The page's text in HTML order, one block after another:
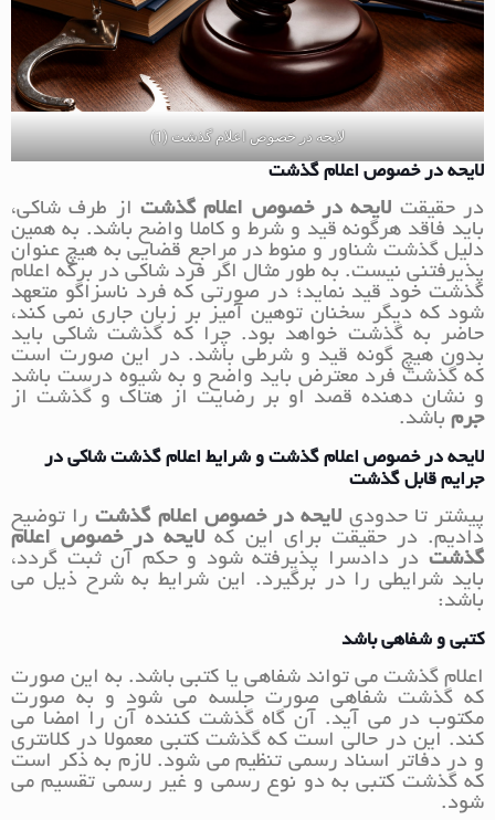
لایحه در خصوص اعلام گذشت (1)
لایحه در خصوص اعلام گذشت
در حقیقت لایحه در خصوص اعلام گذشت از طرف شاکی،
باید فاقد هرگونه قید و شرط و کاملا واضح باشد. به همین
دلیل گذشت شناور و منوط در مراجع قضایی به هیچ عنوان
پذیرفتنی نیست. به طور مثال اگر فرد شاکی در برگه اعلام
گذشت خود قید نماید؛ در صورتی که فرد ناسزاگو متعهد
شود که دیگر سخنان توهین آمیز بر زبان جاری نمی کند،
حاضر به گذشت خواهد بود. چرا که گذشت شاکی باید
بدون هیچ گونه قید و شرطی باشد. در این صورت است
که گذشت فرد معترض باید واضح و به شیوه درست باشد
و نشان دهنده قصد او بر رضایت از هتاک و گذشت از
جرم باشد.
لایحه در خصوص اعلام گذشت و شرایط اعلام گذشت شاکی در
جرایم قابل گذشت
پیشتر تا حدودی لایحه در خصوص اعلام گذشترا توضیح
دادیم. در حقیقت برای این که لایحه در خصوص اعلام
گذشت در دادسرا پذیرفته شود و حکم آن ثبت گردد،
باید شرایطی را در برگیرد. این شرایط به شرح ذیل می
باشد:
کتبی و شفاهی باشد
اعلام گذشت می تواند شفاهی یا کتبی باشد. به این صورت
که گذشت شفاهی صورت جلسه می شود و به صورت
مکتوب در می آید. آن گاه گذشت کننده آن را امضا می
کند. این در حالی است که گذشت کتبی معمولا در کلانتری
و در دفاتر اسناد رسمی تنظیم می شود. لازم به ذکر است
که گذشت کتبی به دو نوع رسمی و غیر رسمی تقسیم می
شود.